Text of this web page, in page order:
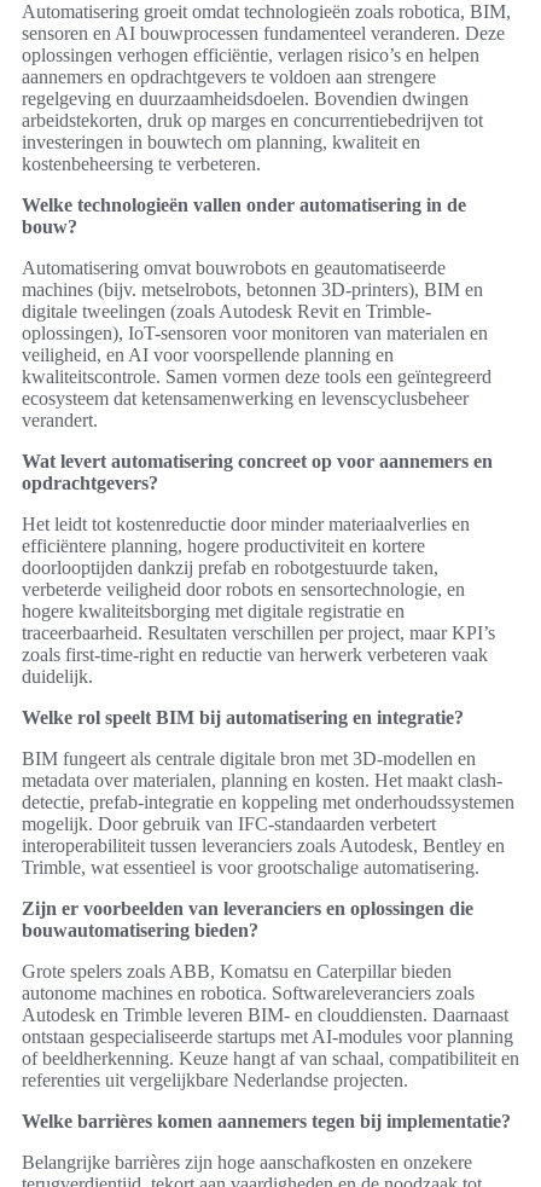
Automatisering groeit omdat technologieën zoals robotica, BIM,
sensoren en AI bouwprocessen fundamenteel veranderen. Deze
oplossingen verhogen efficiëntie, verlagen risico’s en helpen
aannemers en opdrachtgevers te voldoen aan strengere
regelgeving en duurzaamheidsdoelen. Bovendien dwingen
arbeidstekorten, druk op marges en concurrentiebedrijven tot
investeringen in bouwtech om planning, kwaliteit en
kostenbeheersing te verbeteren.
Welke technologieën vallen onder automatisering in de
bouw?
Automatisering omvat bouwrobots en geautomatiseerde
machines (bijv. metselrobots, betonnen 3D-printers), BIM en
digitale tweelingen (zoals Autodesk Revit en Trimble-
oplossingen), IoT-sensoren voor monitoren van materialen en
veiligheid, en AI voor voorspellende planning en
kwaliteitscontrole. Samen vormen deze tools een geïntegreerd
ecosysteem dat ketensamenwerking en levenscyclusbeheer
verandert.
Wat levert automatisering concreet op voor aannemers en
opdrachtgevers?
Het leidt tot kostenreductie door minder materiaalverlies en
efficiëntere planning, hogere productiviteit en kortere
doorlooptijden dankzij prefab en robotgestuurde taken,
verbeterde veiligheid door robots en sensortechnologie, en
hogere kwaliteitsborging met digitale registratie en
traceerbaarheid. Resultaten verschillen per project, maar KPI’s
zoals first-time-right en reductie van herwerk verbeteren vaak
duidelijk.
Welke rol speelt BIM bij automatisering en integratie?
BIM fungeert als centrale digitale bron met 3D-modellen en
metadata over materialen, planning en kosten. Het maakt clash-
detectie, prefab-integratie en koppeling met onderhoudssystemen
mogelijk. Door gebruik van IFC-standaarden verbetert
interoperabiliteit tussen leveranciers zoals Autodesk, Bentley en
Trimble, wat essentieel is voor grootschalige automatisering.
Zijn er voorbeelden van leveranciers en oplossingen die
bouwautomatisering bieden?
Grote spelers zoals ABB, Komatsu en Caterpillar bieden
autonome machines en robotica. Softwareleveranciers zoals
Autodesk en Trimble leveren BIM- en clouddiensten. Daarnaast
ontstaan gespecialiseerde startups met AI-modules voor planning
of beeldherkenning. Keuze hangt af van schaal, compatibiliteit en
referenties uit vergelijkbare Nederlandse projecten.
Welke barrières komen aannemers tegen bij implementatie?
Belangrijke barrières zijn hoge aanschafkosten en onzekere